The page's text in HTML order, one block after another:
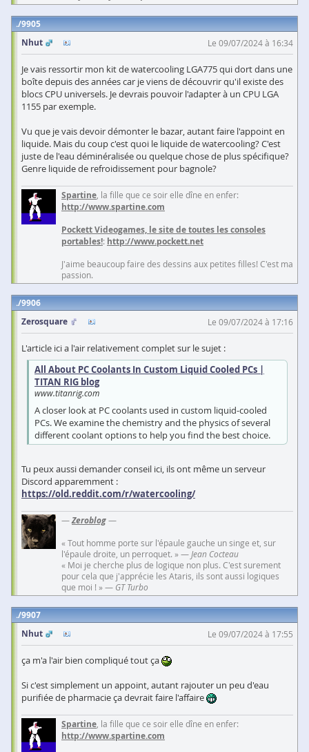
9905
Nhut
Le 09/07/2024 à 16:34
Je vais ressortir mon kit de watercooling LGA775 qui dort dans une
boîte depuis des années car je viens de découvrir qu'il existe des
blocs CPU universels. Je devrais pouvoir l'adapter à un CPU LGA
1155 par exemple.
Vu que je vais devoir démonter le bazar, autant faire l'appoint en
liquide. Mais du coup c'est quoi le liquide de watercooling? C'est
juste de l'eau déminéralisée ou quelque chose de plus spécifique?
Genre liquide de refroidissement pour bagnole?
Spartine , la fille que ce soir elle dîne en enfer:
http://www.spartine.com
Pockett Videogames, le site de toutes les consoles
portables!: http://www.pockett.net
J'aime beaucoup faire des dessins aux petites filles! C'est ma
passion.
9906
Zerosquare
Le 09/07/2024 à 17:16
L'article ici a l'air relativement complet sur le sujet :
All About PC Coolants In Custom Liquid Cooled PCs |
TITAN RIG blog
www.titanrig.com
A closer look at PC coolants used in custom liquid-cooled
PCs. We examine the chemistry and the physics of several
different coolant options to help you find the best choice.
Tu peux aussi demander conseil ici, ils ont même un serveur
Discord apparemment :
https://old.reddit.com/r/watercooling/
—Zeroblog—
« Tout homme porte sur l'épaule gauche un singe et, sur
l'épaule droite, un perroquet. » — Jean Cocteau
« Moi je cherche plus de logique non plus. C'est surement
pour cela que j'apprécie les Ataris, ils sont aussi logiques
que moi ! » — GT Turbo
9907
Nhut
Le 09/07/2024 à 17:55
ça m'a l'air bien compliqué tout ça
Si c'est simplement un appoint, autant rajouter un peu d'eau
purifiée de pharmacie ça devrait faire l'affaire
Spartine , la fille que ce soir elle dîne en enfer:
http://www.spartine.com